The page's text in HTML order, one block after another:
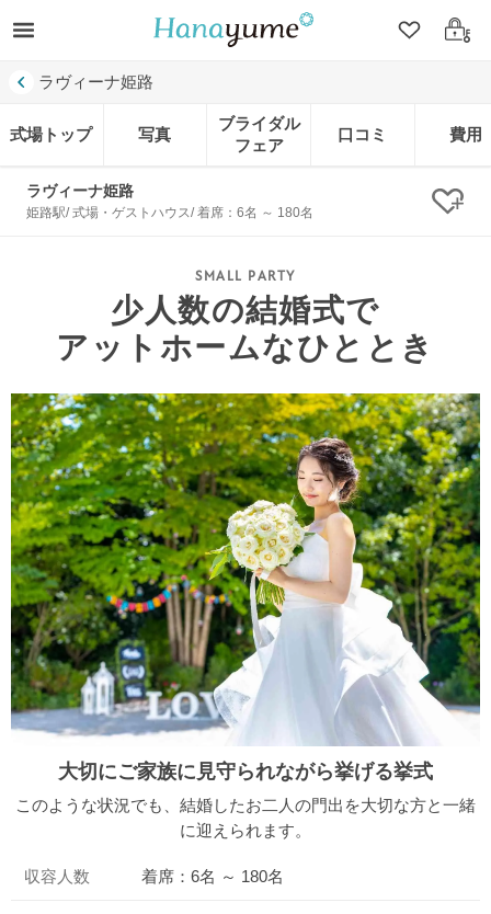
クリップ
ログ
ラヴィーナ姫路
式場トップ 写真
ブライダル
フェア
口コミ 費用
ラヴィーナ姫路
姫路駅/ 式場・ゲストハウス/ 着席：6名 ～ 180名 ク
少人数の結婚式で
アットホームなひととき
大切にご家族に見守られながら挙げる挙式
このような状況でも、結婚したお二人の門出を大切な方と一緒
に迎えられます。
収容人数 着席：6名 ～ 180名